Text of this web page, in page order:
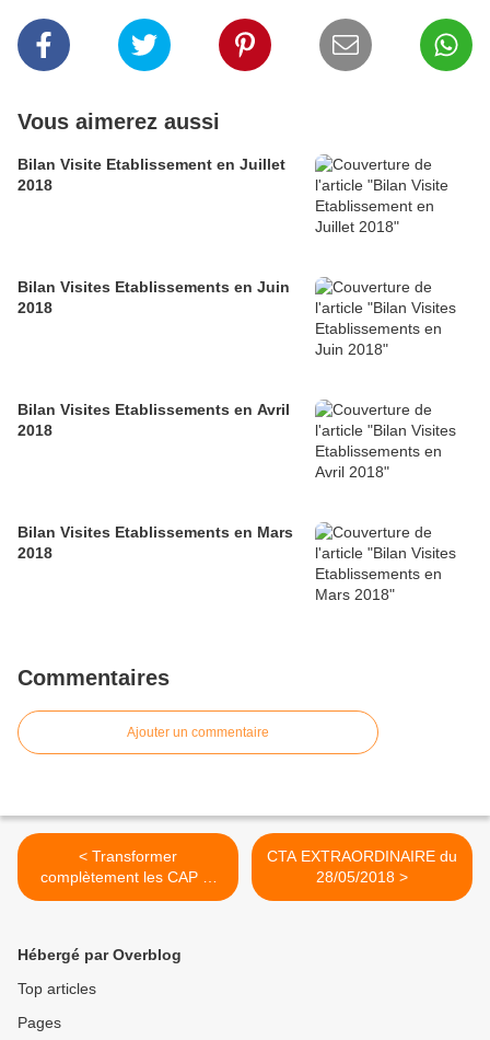
Vous aimerez aussi
Bilan Visite Etablissement en Juillet
2018
Bilan Visites Etablissements en Juin
2018
Bilan Visites Etablissements en Avril
2018
Bilan Visites Etablissements en Mars
2018
Commentaires
Ajouter un commentaire
< Transformer
complètement les CAP et
les CCP : une mauvaise
CTA EXTRAORDINAIRE du
28/05/2018 >
Hébergé par Overblog
Top articles
Pages